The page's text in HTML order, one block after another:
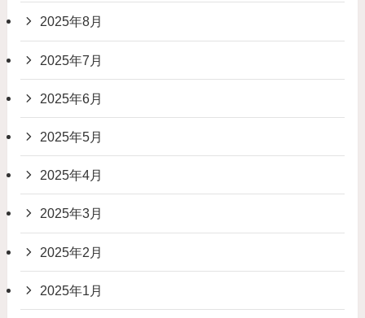
2025年8月
2025年7月
2025年6月
2025年5月
2025年4月
2025年3月
2025年2月
2025年1月